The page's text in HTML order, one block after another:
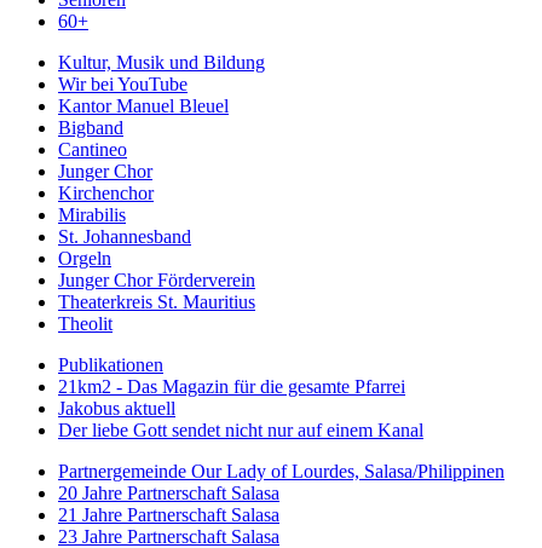
60+
Kultur, Musik und Bildung
Wir bei YouTube
Kantor Manuel Bleuel
Bigband
Cantineo
Junger Chor
Kirchenchor
Mirabilis
St. Johannesband
Orgeln
Junger Chor Förderverein
Theaterkreis St. Mauritius
Theolit
Publikationen
21km2 - Das Magazin für die gesamte Pfarrei
Jakobus aktuell
Der liebe Gott sendet nicht nur auf einem Kanal
Partnergemeinde Our Lady of Lourdes, Salasa/Philippinen
20 Jahre Partnerschaft Salasa
21 Jahre Partnerschaft Salasa
23 Jahre Partnerschaft Salasa